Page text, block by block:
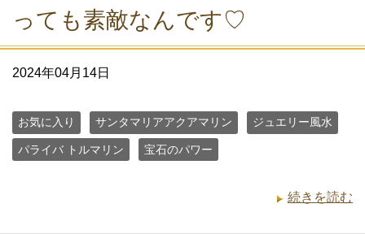
っても素敵なんです♡
2024年04月14日
お気に入り サンタマリアアクアマリン ジュエリー風水
パライバ トルマリン 宝石のパワー
続きを読む